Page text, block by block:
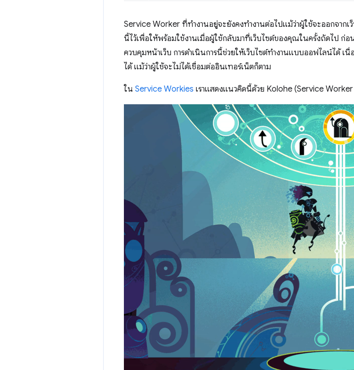
Service Worker ที่ทำงานอยู่จะยังคงทำงานต่อไปแม้ว่าผู้ใช้จะออกจาก
นี้ไว้เพื่อให้พร้อมใช้งานเมื่อผู้ใช้กลับมาที่เว็บไซต์ของคุณในครั้งถัดไป ก่
ควบคุมหน้าเว็บ การดำเนินการนี้ช่วยให้เว็บไซต์ทำงานแบบออฟไลน์ได้ เ
ได้ แม้ว่าผู้ใช้จะไม่ได้เชื่อมต่ออินเทอร์เน็ตก็ตาม
ใน Service Workies เราแสดงแนวคิดนี้ด้วย Kolohe (Service